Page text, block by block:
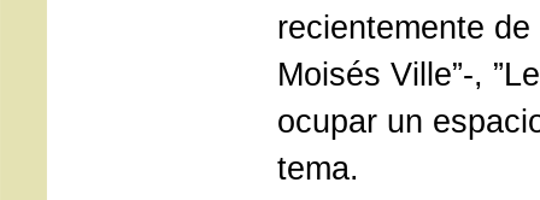
recientemente de
Moisés Ville”-,
ocupar un
tema.